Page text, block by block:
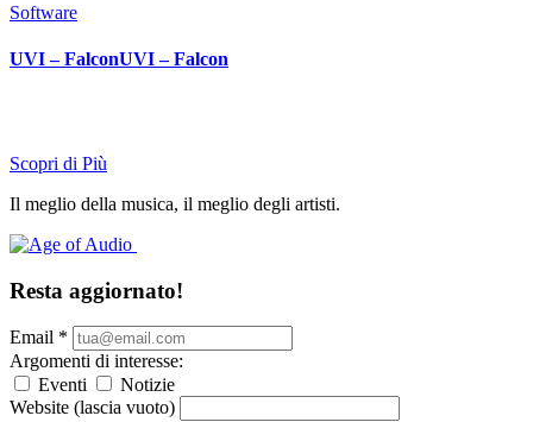
Software
UVI – FalconUVI – Falcon
Scopri di Più
Il meglio della musica, il meglio degli artisti.
Resta aggiornato!
Email *
Argomenti di interesse:
Eventi
Notizie
Website (lascia vuoto)